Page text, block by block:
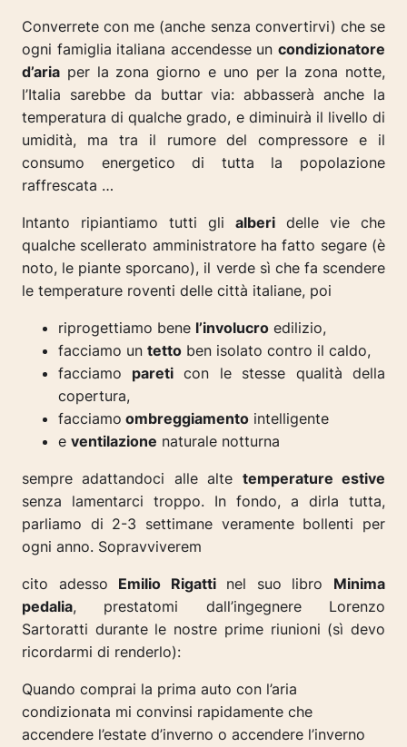
Converrete con me (anche senza convertirvi) che se
ogni famiglia italiana accendesse un condizionatore
d’aria per la zona giorno e uno per la zona notte,
l’Italia sarebbe da buttar via: abbasserà anche la
temperatura di qualche grado, e diminuirà il livello di
umidità, ma tra il rumore del compressore e il
consumo energetico di tutta la popolazione
raffrescata …
Intanto ripiantiamo tutti gli alberi delle vie che
qualche scellerato amministratore ha fatto segare (è
noto, le piante sporcano), il verde sì che fa scendere
le temperature roventi delle città italiane, poi
riprogettiamo bene l’involucro edilizio,
facciamo un tetto ben isolato contro il caldo,
facciamo pareticon le stesse qualità della
copertura,
facciamo ombreggiamento intelligente
e ventilazione naturale notturna
sempre adattandoci alle alte temperature estive
senza lamentarci troppo. In fondo, a dirla tutta,
parliamo di 2-3 settimane veramente bollenti per
ogni anno. Sopravviverem
cito adesso Emilio Rigattinel suo libro Minima
pedalia, prestatomi dall’ingegnere Lorenzo
Sartoratti durante le nostre prime riunioni (sì devo
ricordarmi di renderlo):
Quando comprai la prima auto con l’aria
condizionata mi convinsi rapidamente che
accendere l’estate d’inverno o accendere l’inverno